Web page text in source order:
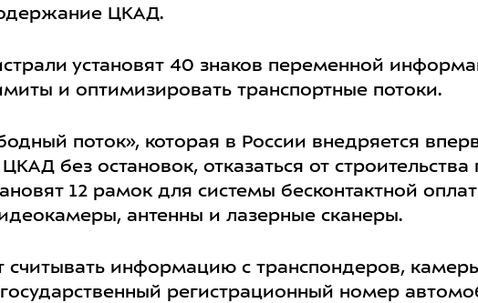
ЦКАД.
установят 40 знаков переменной
и оптимизировать транспортные потоки.
поток», которая в России внедряется
без остановок, отказаться от
12 рамок для системы бесконтактной
антенны и лазерные сканеры.
считывать информацию с транспондеров,
регистрационный номер